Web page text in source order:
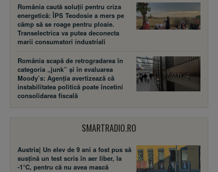
România caută soluții pentru criza
energetică: ÎPS Teodosie a mers pe
câmp să se roage pentru ploaie.
Transelectrica va putea deconecta
marii consumatori industriali
România scapă de retrogradarea în
categoria „junk” și în evaluarea
Moody’s: Agenția avertizează că
instabilitatea politică poate încetini
consolidarea fiscală
SMARTRADIO.RO
Austria| Un elev de 9 ani a fost pus să
susţină un test scris în aer liber, la
-1°C, pentru că nu avea mască